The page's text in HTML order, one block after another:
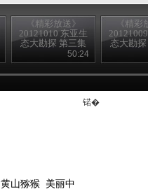
《精彩放送》
20121010 东亚生
态大勘探 第三集
50:24
《精彩
态大勘
黄山猕猴 美丽中
锘�